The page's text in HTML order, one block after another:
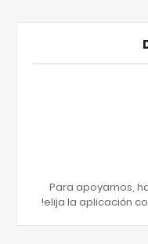
Para apoyarnos,
elija la aplicación